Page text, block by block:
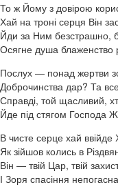
То ж Йому з довірою
Хай на троні серця Він
Йди за Ним безстрашно,
Осягне душа блаженство
Послух — понад жертви
Доброчинства дар? Та
Справді, той щасливий,
Йде під стягом Господа
В чисте серце хай ввійде
Як зійшов колись в
Він — твій Цар, твій
І Зоря спасіння